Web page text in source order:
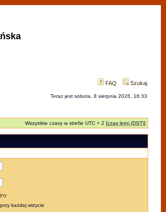
FAQ Szukaj
Teraz jest sobota, 8 sierpnia 2026, 16:33
Wszystkie czasy w strefie UTC + 2 [czas letni (DST)]
każdej wizycie